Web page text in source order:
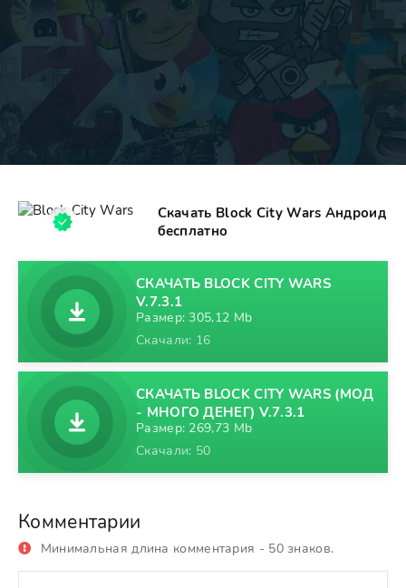
Скачать Block City Wars Андроид
бесплатно
СКАЧАТЬ BLOCK CITY WARS
V.7.3.1
Размер: 305,12 Mb
Скачали: 16
СКАЧАТЬ BLOCK CITY WARS (МОД
- МНОГО ДЕНЕГ) V.7.3.1
Размер: 269,73 Mb
Скачали: 50
Комментарии
Минимальная длина комментария - 50 знаков.